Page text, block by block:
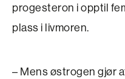
progesteron i opptil
plass i livmoren.
– Mens østrogen gjør